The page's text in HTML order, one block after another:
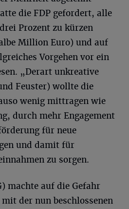
die FDP gefordert, alle
Prozent zu kürzen
Million Euro) und auf
Vorgehen vor ein
„Derart unkreative
Feuster) wollte die
wenig mittragen wie
durch mehr Engagement
für neue
und damit für
zu sorgen.
machte auf die Gefahr
der nun beschlossenen